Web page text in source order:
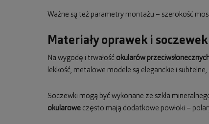
Ważne są też parametry montażu – szerokość
Materiały oprawek i
Na wygodę i trwałość okularów
lekkość, metalowe modele są eleganckie i
Soczewki mogą być wykonane ze szkła
okularowe często mają dodatkowe powłoki –